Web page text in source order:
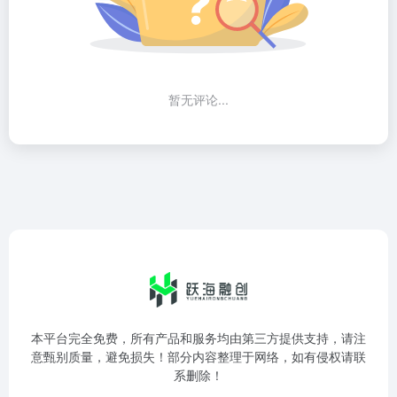
暂无评论...
本平台完全免费，所有产品和服务均由第三方提供支持，请注
意甄别质量，避免损失！部分内容整理于网络，如有侵权请联
系删除！